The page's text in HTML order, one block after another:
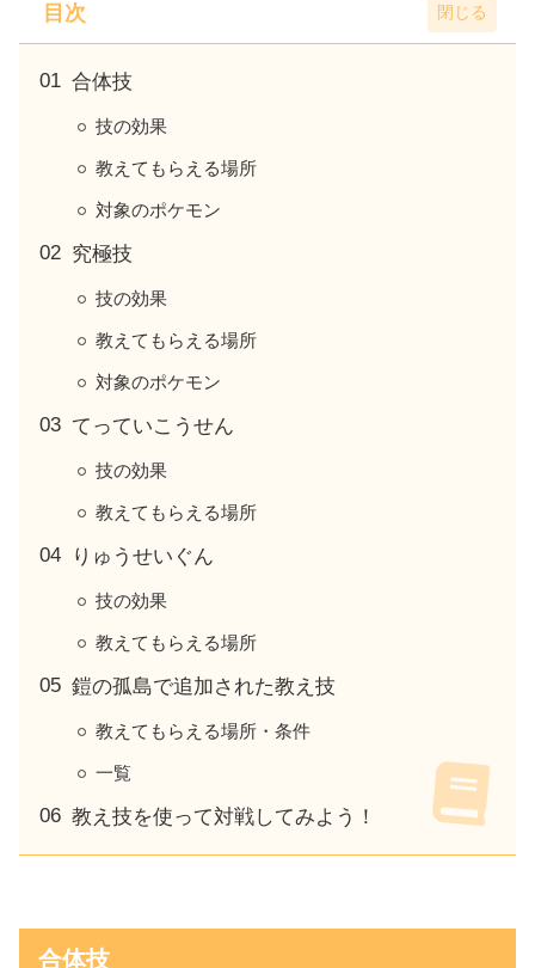
目次
合体技
技の効果
教えてもらえる場所
対象のポケモン
究極技
技の効果
教えてもらえる場所
対象のポケモン
てっていこうせん
技の効果
教えてもらえる場所
りゅうせいぐん
技の効果
教えてもらえる場所
鎧の孤島で追加された教え技
教えてもらえる場所・条件
一覧
教え技を使って対戦してみよう！
合体技